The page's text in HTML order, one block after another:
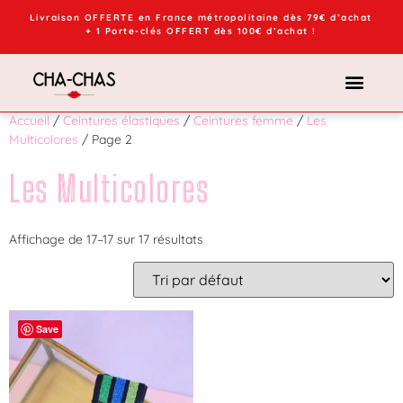
Livraison OFFERTE en France métropolitaine dès 79€ d’achat
+ 1 Porte-clés OFFERT dès 100€ d’achat !
Accueil / Ceintures élastiques / Ceintures femme / Les
Multicolores / Page 2
Les Multicolores
Affichage de 17–17 sur 17 résultats
Save